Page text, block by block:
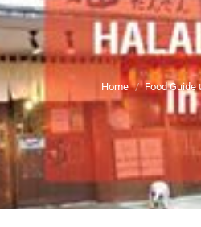
Home Food